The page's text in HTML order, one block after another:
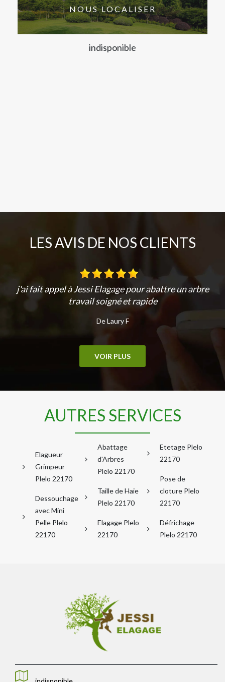
NOUS LOCALISER
indisponible
LES AVIS DE NOS CLIENTS
j'ai fait appel à Jessi Elagage pour abattre un arbre
travail soigné et rapide
De Laury F
VOIR PLUS
AUTRES SERVICES
Elagueur
Grimpeur
Plelo 22170
Dessouchage
avec Mini
Pelle Plelo
22170
Abattage
d'Arbres
Plelo 22170
Taille de Haie
Plelo 22170
Elagage Plelo
22170
Etetage Plelo
22170
Pose de
cloture Plelo
22170
Défrichage
Plelo 22170